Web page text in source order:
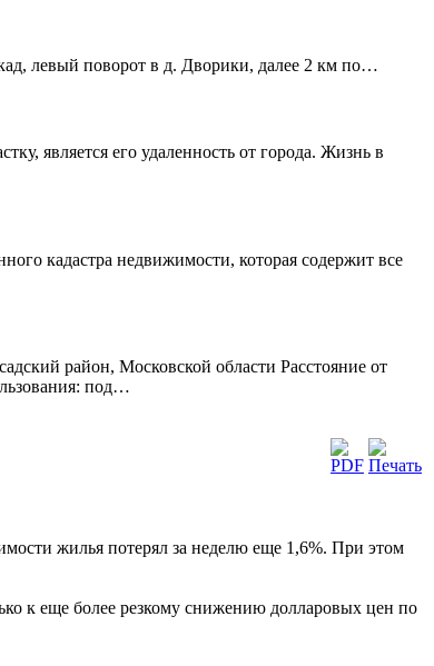
левый поворот в д. Дворики, далее 2 км по…
является его удаленность от города. Жизнь в
кадастра недвижимости, которая содержит все
район, Московской области Расстояние от
под…
жилья потерял за неделю еще 1,6%. При этом
к еще более резкому снижению долларовых цен по